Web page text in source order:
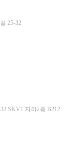
25-32
SKV1 지하2층 B212